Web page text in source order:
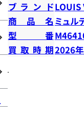
ブランドLOUIS
商品名 ミュル
型番
買取時期2026